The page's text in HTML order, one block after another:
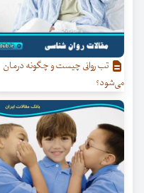
تب روانی چیست و چگونه درمان
می‌شود؟